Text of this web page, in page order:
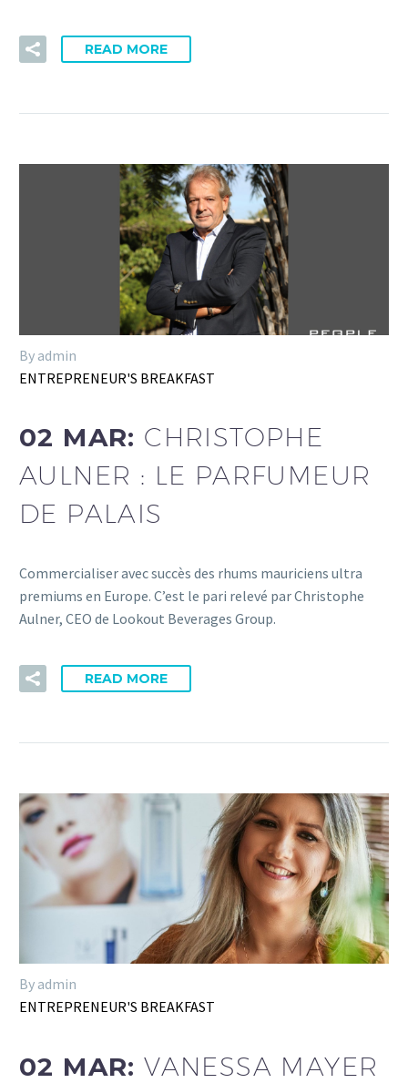
READ MORE
By admin
ENTREPRENEUR'S BREAKFAST
02 MAR: CHRISTOPHE
AULNER : LE PARFUMEUR
DE PALAIS
Commercialiser avec succès des rhums mauriciens ultra
premiums en Europe. C’est le pari relevé par Christophe
Aulner, CEO de Lookout Beverages Group.
READ MORE
By admin
ENTREPRENEUR'S BREAKFAST
02 MAR:VANESSA MAYER